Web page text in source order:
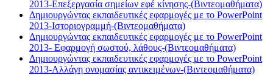
2013-Επεξεργασία σημείων εφέ κίνησης-(Βιντεομαθήματα)
Δημιουργώντας εκπαιδευτικές εφαρμογές με το PowerPoint
2013-Ιστοριογραμμή-(Βιντεομαθήματα)
Δημιουργώντας εκπαιδευτικές εφαρμογές με το PowerPoint
2013- Εφαρμογή σωστού, λάθους-(Βιντεομαθήματα)
Δημιουργώντας εκπαιδευτικές εφαρμογές με το PowerPoint
2013-Αλλάγη ονομασίας αντικειμένων-(Βιντεομαθήματα)